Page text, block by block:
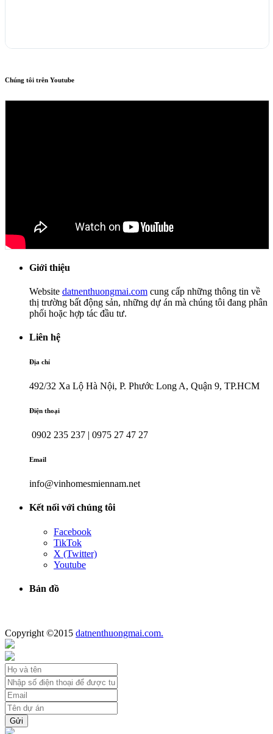
Chúng tôi trên Youtube
Giới thiệu
Website datnenthuongmai.com cung cấp những thông tin về
thị trường bất động sản, những dự án mà chúng tôi đang phân
phối hoặc hợp tác đầu tư.
Liên hệ
Địa chỉ
492/32 Xa Lộ Hà Nội, P. Phước Long A, Quận 9, TP.HCM
Điện thoại
0902 235 237 | 0975 27 47 27
Email
info@vinhomesmiennam.net
Kết nối với chúng tôi
Facebook
TikTok
X (Twitter)
Youtube
Bản đồ
Copyright ©2015 datnenthuongmai.com.
Gửi